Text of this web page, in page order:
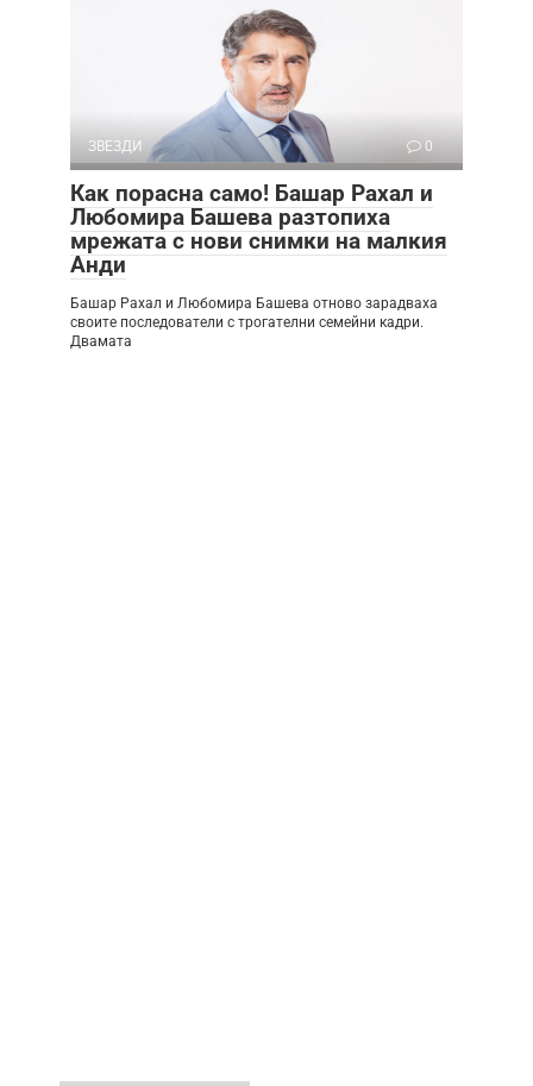
ЗВЕЗДИ 0
Как порасна само! Башар Рахал и
Любомира Башева разтопиха
мрежата с нови снимки на малкия
Анди
Башар Рахал и Любомира Башева отново зарадваха
своите последователи с трогателни семейни кадри.
Двамата